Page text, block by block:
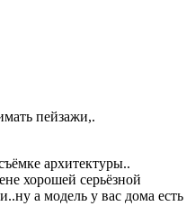
пейзажи,.
архитектуры..
хорошей серьёзной
а модель у вас дома есть